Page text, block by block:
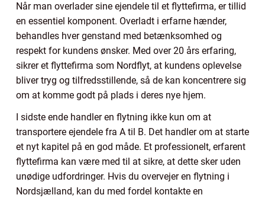
Når man overlader sine ejendele til et flyttefirma, er tillid
en essentiel komponent. Overladt i erfarne hænder,
behandles hver genstand med betænksomhed og
respekt for kundens ønsker. Med over 20 års erfaring,
sikrer et flyttefirma som Nordflyt, at kundens oplevelse
bliver tryg og tilfredsstillende, så de kan koncentrere sig
om at komme godt på plads i deres nye hjem.
I sidste ende handler en flytning ikke kun om at
transportere ejendele fra A til B. Det handler om at starte
et nyt kapitel på en god måde. Et professionelt, erfarent
flyttefirma kan være med til at sikre, at dette sker uden
unødige udfordringer. Hvis du overvejer en flytning i
Nordsjælland, kan du med fordel kontakte en